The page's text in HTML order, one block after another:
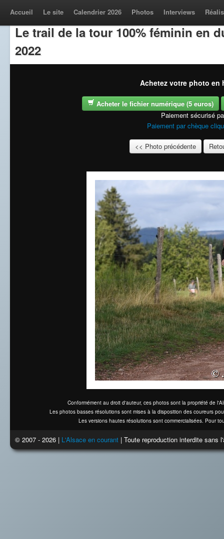
Accueil Le site Calendrier 2026 Photos Interviews
Le trail de la tour 100% féminin en
2022
Achetez votre photo en
Acheter le fichier numérique (5 euros)
Paiement sécurisé
Paiement par chèque
<< Photo précédente
Conformément au droit d'auteur, ces photos sont la propriété de
Les photos basses résolutions sont mises à la disposition des coureurs
Les versions hautes résolutions sont commercialisées. Pour
© 2007 - 2026 | L'Alsace en courant | Toute reproduction interdite sans